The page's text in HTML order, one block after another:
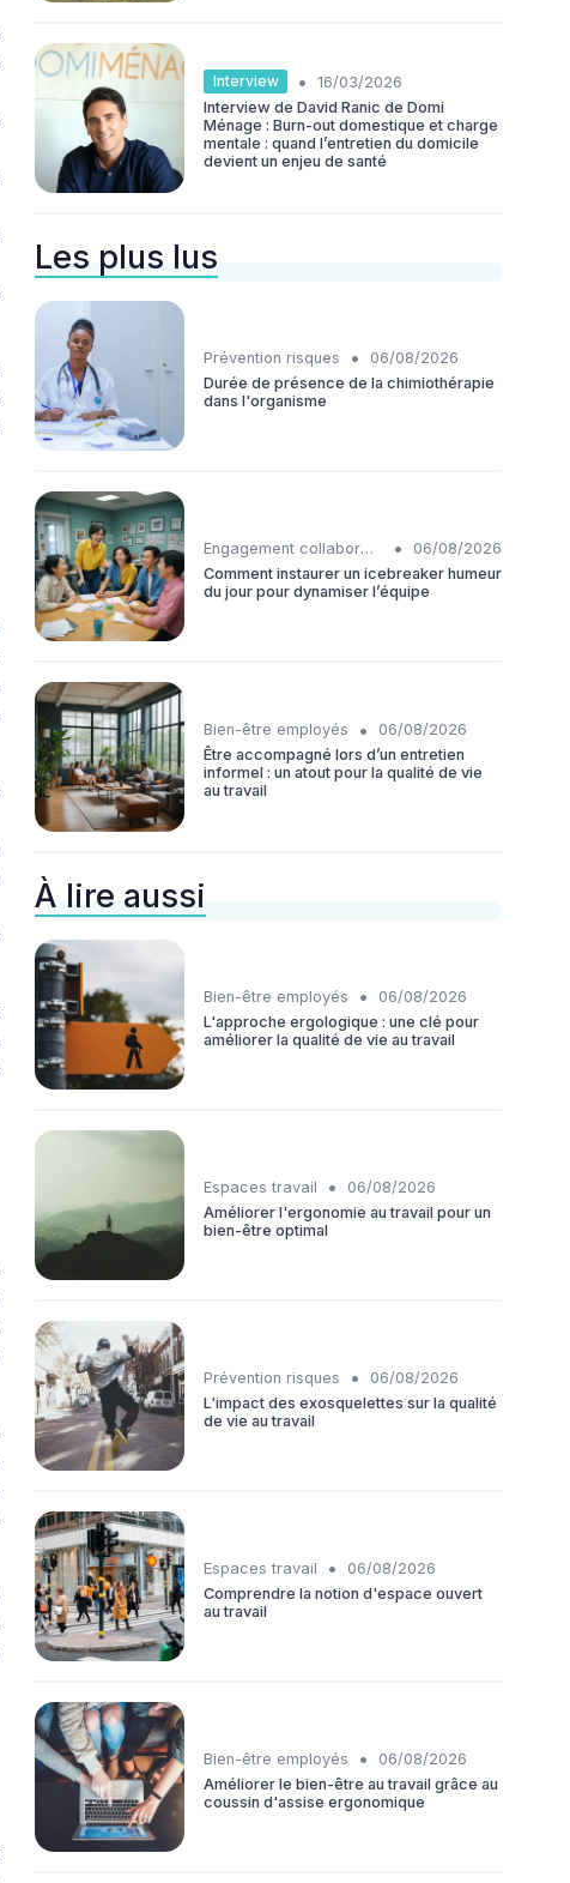
Interview •
16/03/2026
Interview de David Ranic de Domi
Ménage : Burn-out domestique et charge
mentale : quand l’entretien du domicile
devient un enjeu de santé
Les plus lus
Prévention risques •
06/08/2026
Durée de présence de la chimiothérapie
dans l'organisme
Engagement collaborateurs •
06/08/2026
Comment instaurer un icebreaker humeur
du jour pour dynamiser l’équipe
Bien-être employés •
06/08/2026
Être accompagné lors d’un entretien
informel : un atout pour la qualité de vie
au travail
À lire aussi
Bien-être employés •
06/08/2026
L'approche ergologique : une clé pour
améliorer la qualité de vie au travail
Espaces travail •
06/08/2026
Améliorer l'ergonomie au travail pour un
bien-être optimal
Prévention risques •
06/08/2026
L'impact des exosquelettes sur la qualité
de vie au travail
Espaces travail •
06/08/2026
Comprendre la notion d'espace ouvert
au travail
Bien-être employés •
06/08/2026
Améliorer le bien-être au travail grâce au
coussin d'assise ergonomique